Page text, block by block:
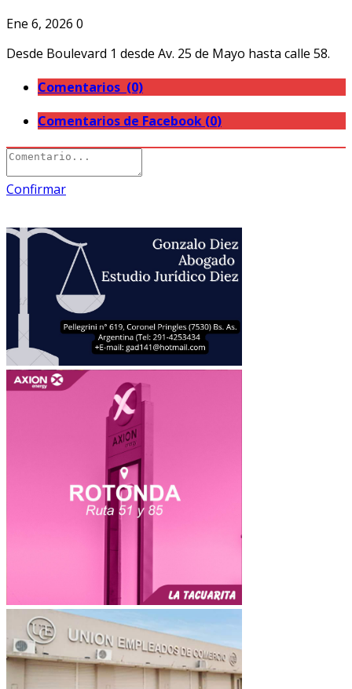
Ene 6, 2026 0
Desde Boulevard 1 desde Av. 25 de Mayo hasta calle 58.
Comentarios (0)
Comentarios de Facebook (0)
Confirmar